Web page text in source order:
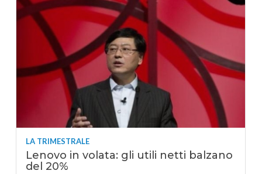
LA TRIMESTRALE
Lenovo in volata: gli utili netti balzano
del 20%